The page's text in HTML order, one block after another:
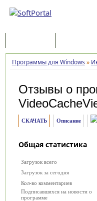
Программы для Windows »
Отзывы о
СКАЧАТЬ Описание
Общая статистика
Загрузок всего
Загрузок за сегодня
Кол-во комментариев
Подписавшихся на новости о
программе